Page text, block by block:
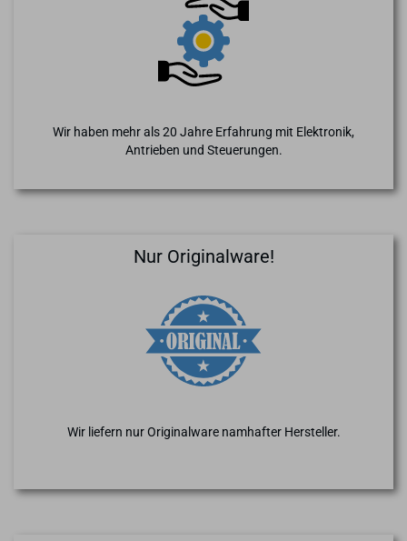
Wir haben mehr als 20 Jahre Erfahrung mit Elektronik,
Antrieben und Steuerungen.
Nur Originalware!
Wir liefern nur Originalware namhafter Hersteller.